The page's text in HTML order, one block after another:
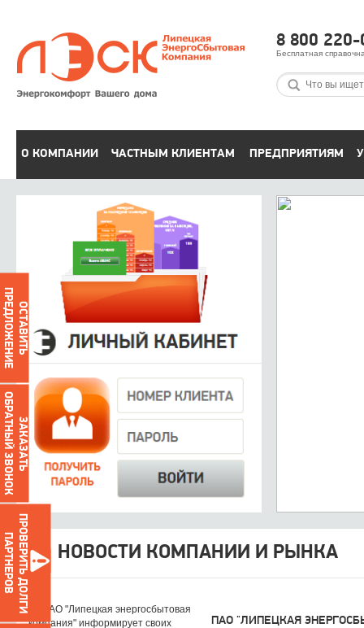
8 800
Бесплатная
О КОМПАНИИ ЧАСТНЫМ КЛИЕНТАМ ПРЕДПРИЯТИЯМ
НОВОСТИ КОМПАНИИ И РЫНКА
ПАО "ЛИПЕЦКАЯ
ОСТАВИТЬ
ПРЕДЛОЖЕНИЕ
ЗАКАЗАТЬ
ОБРАТНЫЙ ЗВОНОК
ПРОВЕРИТЬ ДОЛГИ
ПАРТНЕРОВ